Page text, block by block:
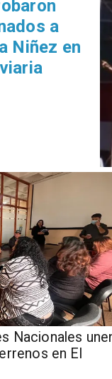
Nacionales
en El
a
Niñez en